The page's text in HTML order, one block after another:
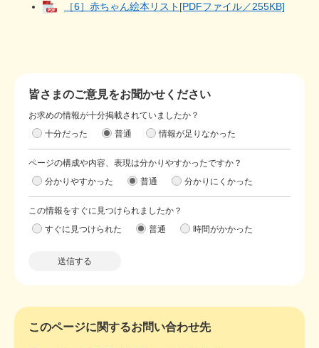
［6］赤ちゃん絵本リスト[PDFファイル／255KB]
皆さまのご意見をお聞かせください
お求めの情報が十分掲載されていましたか？
十分だった
普通 情報が足りなかった
ページの構成や内容、表現は分かりやすかったですか？
分かりやすかった
普通 分かりにくかった
この情報をすぐに見つけられましたか？
すぐに見つけられた
普通 時間がかかった
このページに関するお問い合わせ先